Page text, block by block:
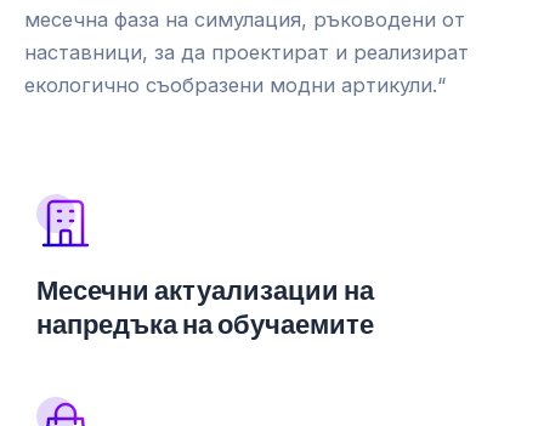
месечна фаза на симулация, ръководени от
наставници, за да проектират и реализират
екологично съобразени модни артикули.“
Месечни актуализации на
напредъка на обучаемите